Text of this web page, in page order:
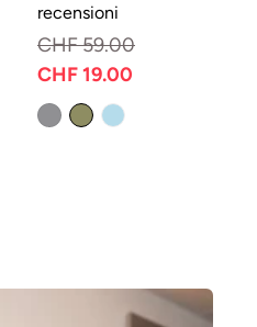
recensioni
Prezzo
normale
CHF 59.00
Prezzo
di
CHF 19.00
Variante
esaurita